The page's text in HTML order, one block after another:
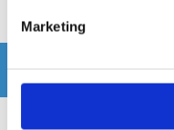
Marketing